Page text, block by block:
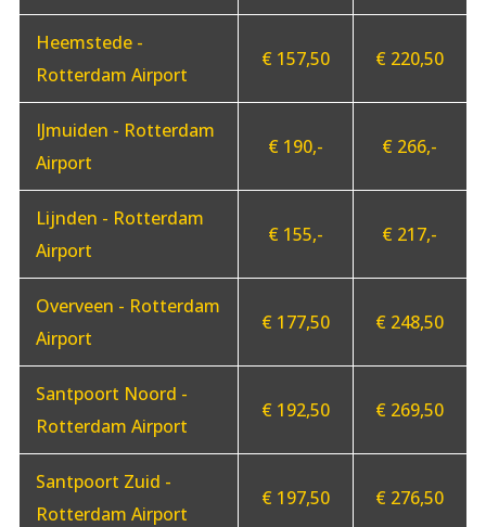
Heemstede -
Rotterdam Airport
€ 157,50 € 220,50
IJmuiden - Rotterdam
Airport
€ 190,- € 266,-
Lijnden - Rotterdam
Airport
€ 155,- € 217,-
Overveen - Rotterdam
Airport
€ 177,50 € 248,50
Santpoort Noord -
Rotterdam Airport
€ 192,50 € 269,50
Santpoort Zuid -
Rotterdam Airport
€ 197,50 € 276,50